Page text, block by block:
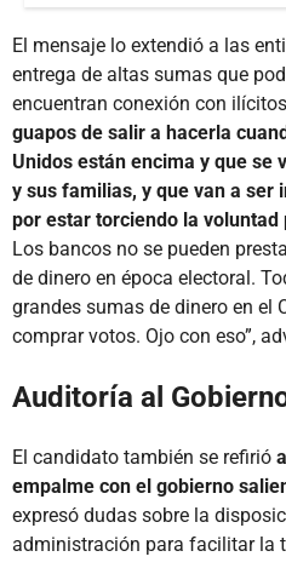
El mensaje lo extendió a las
entrega de altas sumas que
encuentran conexión con
guapos de salir a hacerla
Unidos están encima y que se
y sus familias, y que van a ser
por estar torciendo la voluntad
Los bancos no se pueden
de dinero en época electoral.
grandes sumas de dinero en el
comprar votos. Ojo con eso”,
Auditoría al
El candidato también se refirió
empalme con el gobierno
expresó dudas sobre la
administración para facilitar la